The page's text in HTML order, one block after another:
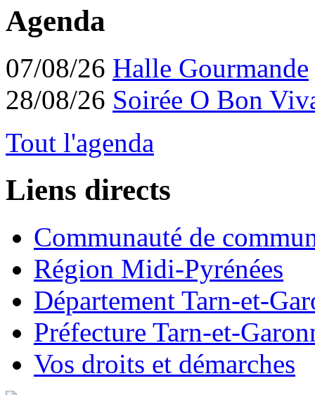
Agenda
07/08/26 Halle Gourmande
28/08/26 Soirée O Bon
Tout l'agenda
Liens directs
Communauté de
Région Midi-Pyrénées
Département Tarn-et-
Préfecture Tarn-et-
Vos droits et démarches